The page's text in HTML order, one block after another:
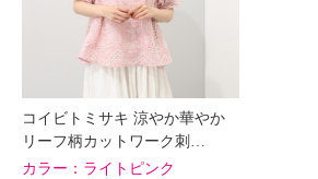
コイビトミサキ 涼やか華やか
リーフ柄カットワーク刺…
カラー： ライトピンク